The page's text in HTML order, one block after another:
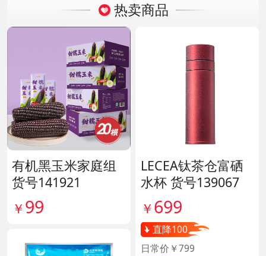
热卖商品
有机黑玉米家庭组
货号141921
￥ 99
LECEA钛茶仓富硒
水杯 货号139067
￥ 699
直降100
日常价￥799